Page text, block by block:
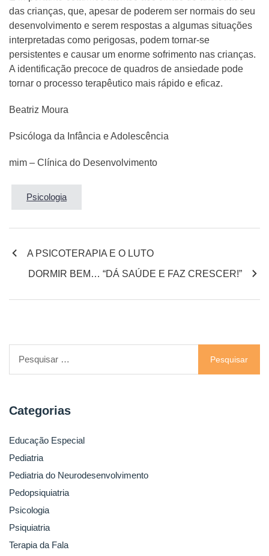
das crianças, que, apesar de poderem ser normais do seu
desenvolvimento e serem respostas a algumas situações
interpretadas como perigosas, podem tornar-se
persistentes e causar um enorme sofrimento nas crianças.
A identificação precoce de quadros de ansiedade pode
tornar o processo terapêutico mais rápido e eficaz.
Beatriz Moura
Psicóloga da Infância e Adolescência
mim – Clínica do Desenvolvimento
Psicologia
Navegação
artigos
A PSICOTERAPIA E O LUTO
DORMIR BEM… “DÁ SAÚDE E FAZ CRESCER!”
por:
Categorias
Educação Especial
Pediatria
Pediatria do Neurodesenvolvimento
Pedopsiquiatria
Psicologia
Psiquiatria
Terapia da Fala